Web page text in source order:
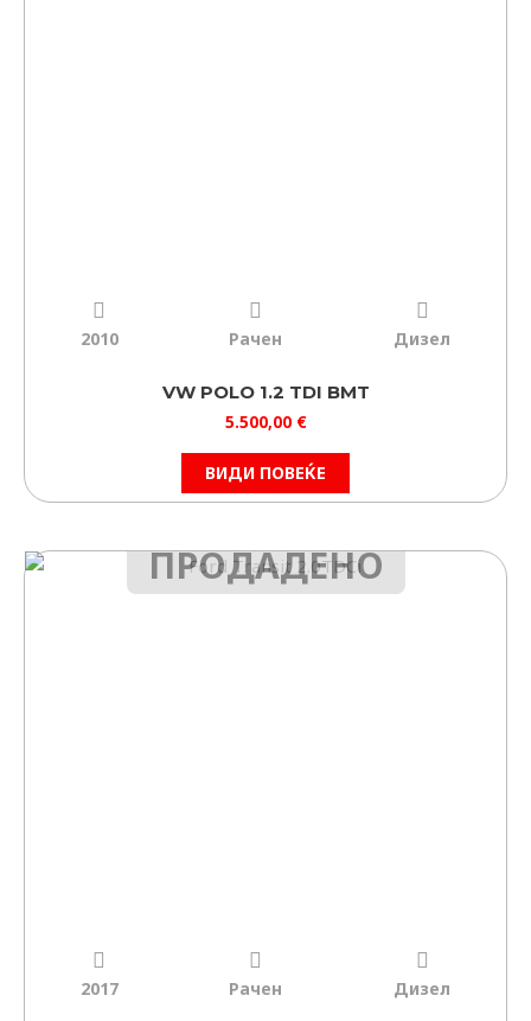
2010 Рачен Дизел
VW POLO 1.2 TDI BMT
5.500,00 €
ВИДИ ПОВЕЌЕ
ПРОДАДЕНО
2017 Рачен Дизел